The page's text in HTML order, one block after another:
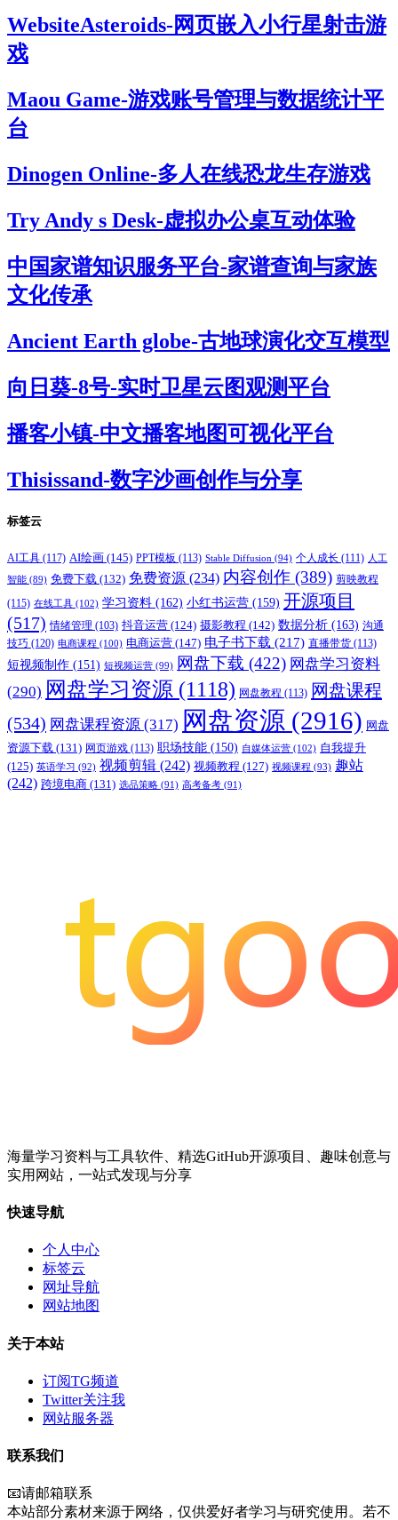
WebsiteAsteroids-网页嵌入小行星射击游
戏
Maou Game-游戏账号管理与数据统计平
台
Dinogen Online-多人在线恐龙生存游戏
Try Andy s Desk-虚拟办公桌互动体验
中国家谱知识服务平台-家谱查询与家族
文化传承
Ancient Earth globe-古地球演化交互模型
向日葵-8号-实时卫星云图观测平台
播客小镇-中文播客地图可视化平台
Thisissand-数字沙画创作与分享
标签云
AI工具 (117) AI绘画 (145) PPT模板 (113) Stable Diffusion (94) 个人成长 (111) 人工
智能 (89) 免费下载 (132) 免费资源 (234) 内容创作 (389) 剪映教程
(115) 在线工具 (102) 学习资料 (162) 小红书运营 (159) 开源项目
(517) 情绪管理 (103) 抖音运营 (124) 摄影教程 (142) 数据分析 (163) 沟通
技巧 (120) 电商课程 (100) 电商运营 (147) 电子书下载 (217) 直播带货 (113)
短视频制作 (151) 短视频运营 (99) 网盘下载 (422) 网盘学习资料
(290) 网盘学习资源 (1118) 网盘教程 (113) 网盘课程
(534) 网盘课程资源 (317) 网盘资源 (2916) 网盘
资源下载 (131) 网页游戏 (113) 职场技能 (150) 自媒体运营 (102) 自我提升
(125) 英语学习 (92) 视频剪辑 (242) 视频教程 (127) 视频课程 (93) 趣站
(242) 跨境电商 (131) 选品策略 (91) 高考备考 (91)
海量学习资料与工具软件、精选GitHub开源项目、趣味创意与
实用网站，一站式发现与分享
快速导航
个人中心
标签云
网址导航
网站地图
关于本站
订阅TG频道
Twitter关注我
网站服务器
联系我们
📧请邮箱联系
本站部分素材来源于网络，仅供爱好者学习与研究使用。若不